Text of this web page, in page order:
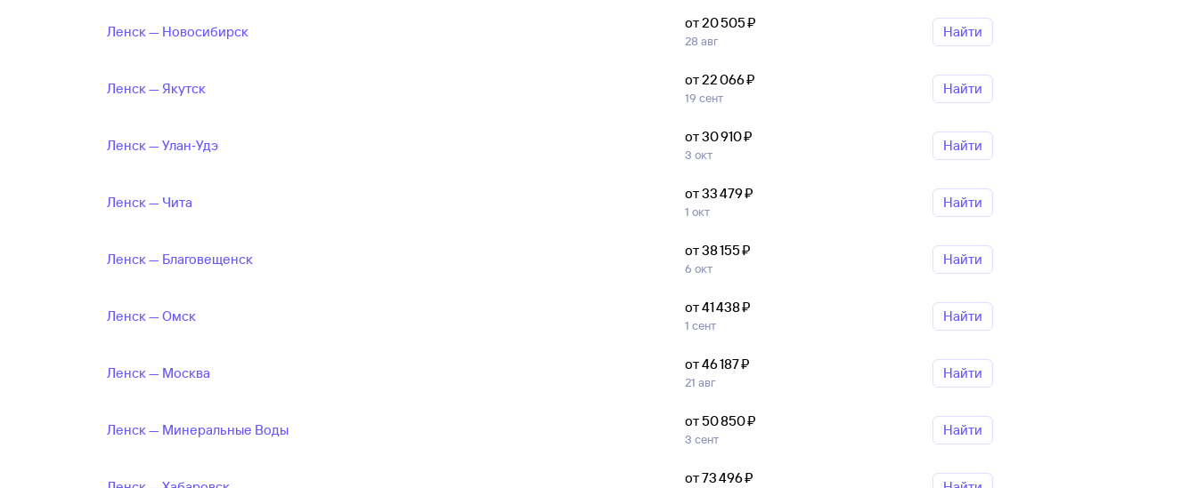
Ленск — Новосибирск
от 20 ⁠505 ⁠₽
28 авг
Найти
Ленск — Якутск
от 22 ⁠066 ⁠₽
19 сент
Найти
Ленск — Улан‑Удэ
от 30 ⁠910 ⁠₽
3 окт
Найти
Ленск — Чита
от 33 ⁠479 ⁠₽
1 окт
Найти
Ленск — Благовещенск
от 38 ⁠155 ⁠₽
6 окт
Найти
Ленск — Омск
от 41 ⁠438 ⁠₽
1 сент
Найти
Ленск — Москва
от 46 ⁠187 ⁠₽
21 авг
Найти
Ленск — Минеральные Воды
от 50 ⁠850 ⁠₽
3 сент
Найти
от 73 ⁠496 ⁠₽